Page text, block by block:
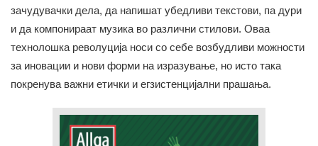
зачудувачки дела, да напишат убедливи текстови, па дури
и да компонираат музика во различни стилови. Оваа
технолошка револуција носи со себе возбудливи можности
за иновации и нови форми на изразување, но исто така
покренува важни етички и егзистенцијални прашања.